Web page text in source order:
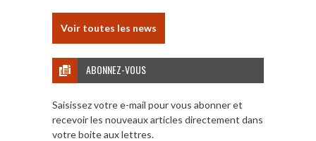
Voir toutes les news
ABONNEZ-VOUS
Saisissez votre e-mail pour vous abonner et
recevoir les nouveaux articles directement dans
votre boite aux lettres.